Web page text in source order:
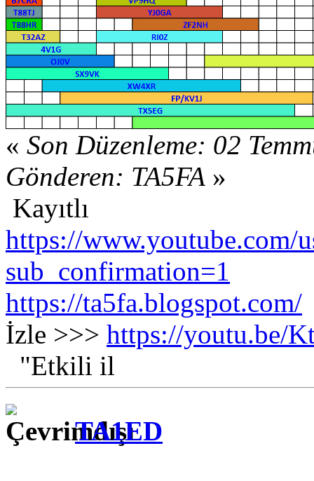
« Son Düzenleme: 02
Gönderen: TA5FA »
Kayıtlı
https://www.youtube.com/
sub_confirmation=1
https://ta5fa.blogspot.com/
İzle >>> https://youtu.be/
"Etkili il
TA1ED